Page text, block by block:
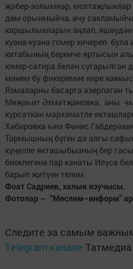
җәбер-золымнар, мохтаҗлыклар
дөм орынмыйча, ачу
каршылыкларын аңлап,
куана-куана гомер кичереп
китабының беренче яртысын
юмор-сатира белән сугарылган
минем бу фикеремне кире
Язмаларны басарга әзерләгән
Мөҗәһит Әхмәтҗановка, аны
күрсәткән мәрхәмәтле
Хәбировка һәм Фәнис
Тормышның бүген дә алгы
күңелле якташыбызның бер
биеклегенә пар канаты Илүсә
барып җитүен телим.
Фоат Садриев, халык язучысы.
Фотолар – “Мөслим–информ”
Следите за самым
Telegram-канале Татмедиа